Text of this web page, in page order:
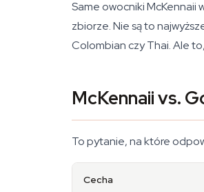
Same owocniki McKennaii
zbiorze. Nie są to
Colombian czy Thai. Ale
McKennaii vs.
To pytanie, na które
Cecha